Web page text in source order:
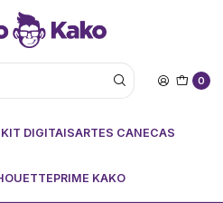
0
KIT DIGITAISARTES CANECAS
PRIME KAKO